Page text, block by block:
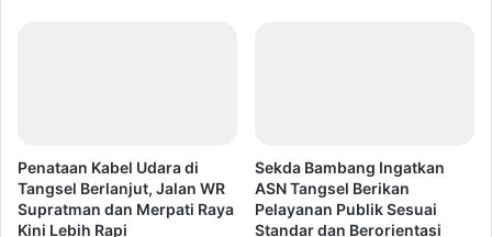
Penataan Kabel Udara di
Tangsel Berlanjut, Jalan WR
Supratman dan Merpati Raya
Kini Lebih Rapi
Sekda Bambang Ingatkan
ASN Tangsel Berikan
Pelayanan Publik Sesuai
Standar dan Berorientasi